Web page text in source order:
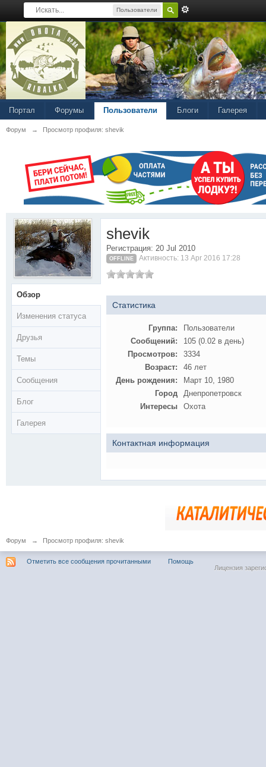
Пользователи
Портал Форумы Пользователи Блоги Галерея
Форум → Просмотр профиля: shevik
Обзор
Изменения статуса
Друзья
Темы
Сообщения
Блог
Галерея
shevik
Регистрация: 20 Jul 2010
OFFLINE Активность: 13 Apr 2016 17:28
Статистика
Группа:
Пользователи
Сообщений:
105 (0.02 в день)
Просмотров:
3334
Возраст:
46 лет
День рождения:
Март 10, 1980
Город
Днепропетровск
Интересы
Охота
Контактная информация
Форум → Просмотр профиля: shevik
Отметить все сообщения прочитанными
Помощь
Лицензия